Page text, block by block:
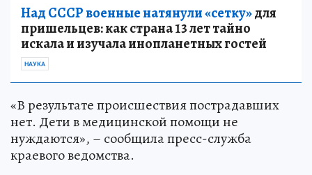
Над СССР военные натянули «сетку»для
пришельцев: как страна 13 лет тайно
искала и изучала инопланетных гостей
НАУКА
«В результате происшествия пострадавших
нет. Дети в медицинской помощи не
нуждаются», – сообщила пресс-служба
краевого ведомства.